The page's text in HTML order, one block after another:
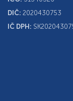
DIČ: 2020430753
IČ DPH: